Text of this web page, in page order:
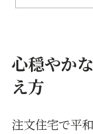
注文住
注文住
心穏やか
え方
注文住宅で平